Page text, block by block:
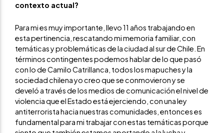
contexto actual?
Para mi es muy importante, llevo 11 años trabajando en
esta pertinencia, rescatando mi memoria familiar, con
temáticas y problemáticas de la ciudad al sur de Chile. En
términos contingentes podemos hablar de lo que pasó
con lo de Camilo Catrillanca, todos los mapuches y la
sociedad chilena yo creo que se conmovieron y se
develó a través de los medios de comunicación el nivel de
violencia que el Estado está ejerciendo, con una ley
antiterrorista hacia nuestras comunidades, entonces es
fundamental para mi trabajar con estas temáticas porque